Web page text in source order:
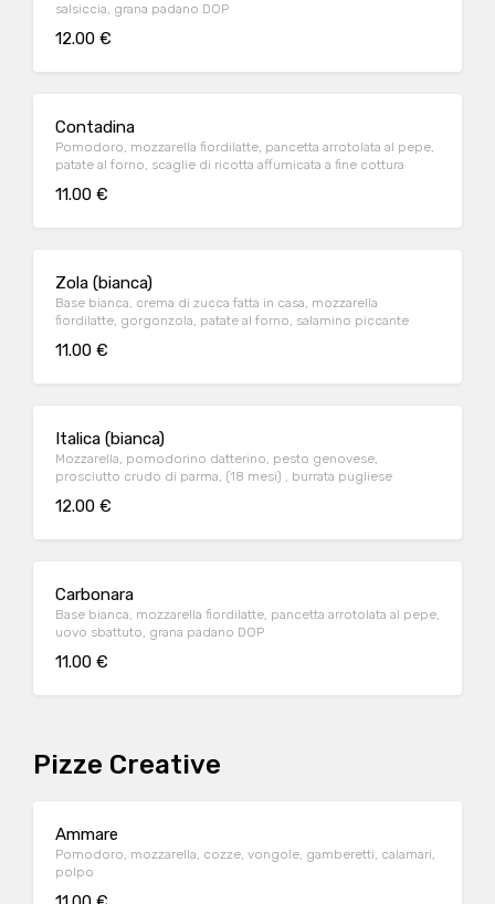
salsiccia, grana padano DOP
12.00 €
Contadina
Pomodoro, mozzarella fiordilatte, pancetta arrotolata al pepe,
patate al forno, scaglie di ricotta affumicata a fine cottura
11.00 €
Zola (bianca)
Base bianca, crema di zucca fatta in casa, mozzarella
fiordilatte, gorgonzola, patate al forno, salamino piccante
11.00 €
Italica (bianca)
Mozzarella, pomodorino datterino, pesto genovese,
prosciutto crudo di parma, (18 mesi) , burrata pugliese
12.00 €
Carbonara
Base bianca, mozzarella fiordilatte, pancetta arrotolata al pepe,
uovo sbattuto, grana padano DOP
11.00 €
Pizze Creative
Ammare
Pomodoro, mozzarella, cozze, vongole, gamberetti, calamari,
polpo